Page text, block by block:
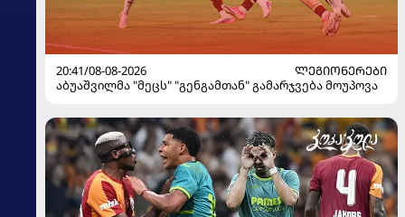
20:41/08-08-2026
ᲚᲔᲒᲘᲝᲜᲔᲠᲔᲑᲘ
აბუაშვილმა "მეცს" "გენგამთან" გამარჯვება მოუპოვა